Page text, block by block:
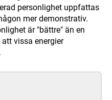
personlighet uppfattas
mer demonstrativ.
är "bättre" än en
vissa energier